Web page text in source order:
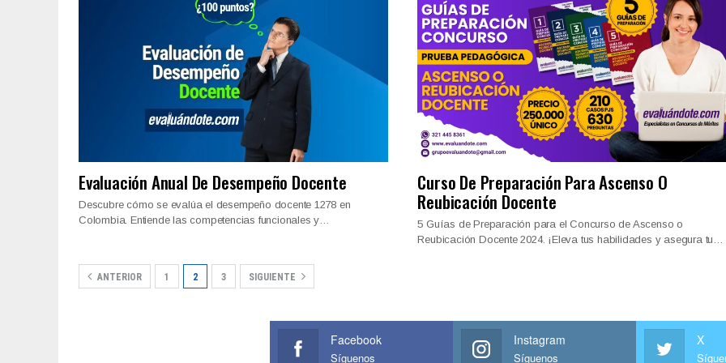
Evaluación Anual De Desempeño Docente
Descubre cómo se evalúa el desempeño docente 1278 en
Colombia. Entiende las competencias funcionales y…
Curso De Preparación Para Ascenso O
Reubicación Docente
5 Guías de Preparación para el Concurso de Ascenso o
Reubicación Docente 2024. ¡Eleva tus habilidades y asegura tu…
ANTERIOR 1 2 3 SIGUIENTE
Facebook
Síguenos
Instagram
Síguenos
X